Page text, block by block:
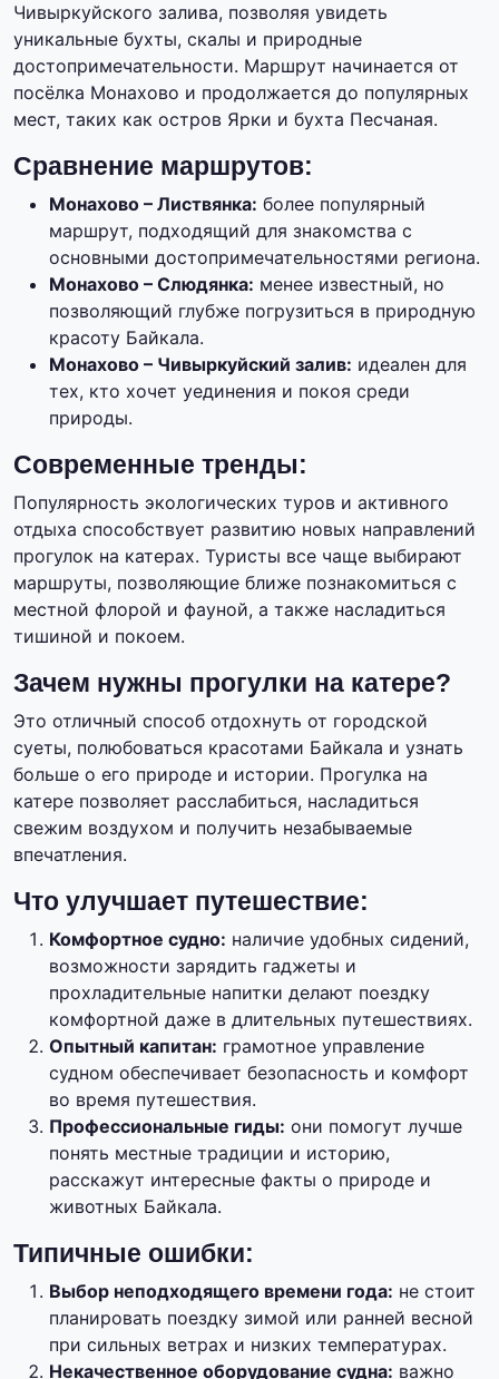
Чивыркуйского залива, позволяя увидеть
уникальные бухты, скалы и природные
достопримечательности. Маршрут начинается от
посёлка Монахово и продолжается до популярных
мест, таких как остров Ярки и бухта Песчаная.
Сравнение маршрутов:
Монахово – Листвянка: более популярный
маршрут, подходящий для знакомства с
основными достопримечательностями региона.
Монахово – Слюдянка: менее известный, но
позволяющий глубже погрузиться в природную
красоту Байкала.
Монахово – Чивыркуйский залив: идеален для
тех, кто хочет уединения и покоя среди
природы.
Современные тренды:
Популярность экологических туров и активного
отдыха способствует развитию новых направлений
прогулок на катерах. Туристы все чаще выбирают
маршруты, позволяющие ближе познакомиться с
местной флорой и фауной, а также насладиться
тишиной и покоем.
Зачем нужны прогулки на катере?
Это отличный способ отдохнуть от городской
суеты, полюбоваться красотами Байкала и узнать
больше о его природе и истории. Прогулка на
катере позволяет расслабиться, насладиться
свежим воздухом и получить незабываемые
впечатления.
Что улучшает путешествие:
Комфортное судно: наличие удобных сидений,
возможности зарядить гаджеты и
прохладительные напитки делают поездку
комфортной даже в длительных путешествиях.
Опытный капитан: грамотное управление
судном обеспечивает безопасность и комфорт
во время путешествия.
Профессиональные гиды: они помогут лучше
понять местные традиции и историю,
расскажут интересные факты о природе и
животных Байкала.
Типичные ошибки:
Выбор неподходящего времени года: не стоит
планировать поездку зимой или ранней весной
при сильных ветрах и низких температурах.
Некачественное оборудование судна: важно